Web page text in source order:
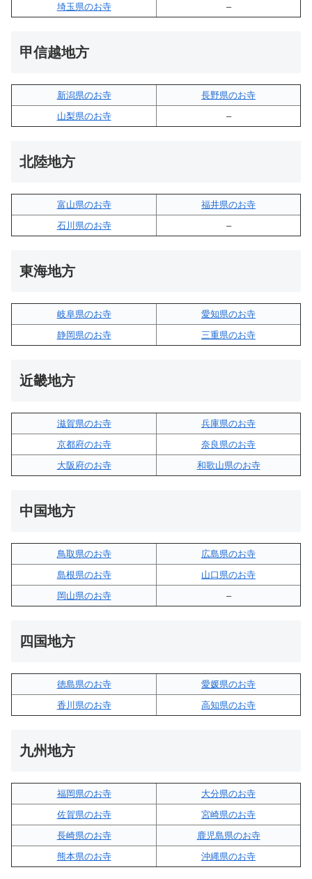
埼玉県のお寺
–
甲信越地方
新潟県のお寺
長野県のお寺
山梨県のお寺
–
北陸地方
富山県のお寺
福井県のお寺
石川県のお寺
–
東海地方
岐阜県のお寺
愛知県のお寺
静岡県のお寺
三重県のお寺
近畿地方
滋賀県のお寺
兵庫県のお寺
京都府のお寺
奈良県のお寺
大阪府のお寺
和歌山県のお寺
中国地方
鳥取県のお寺
広島県のお寺
島根県のお寺
山口県のお寺
岡山県のお寺
–
四国地方
徳島県のお寺
愛媛県のお寺
香川県のお寺
高知県のお寺
九州地方
福岡県のお寺
大分県のお寺
佐賀県のお寺
宮崎県のお寺
長崎県のお寺
鹿児島県のお寺
熊本県のお寺
沖縄県のお寺